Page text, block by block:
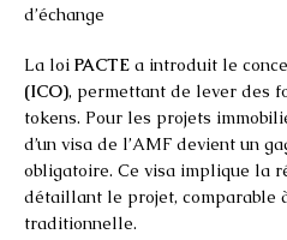
d’échange
La loi PACTE a introduit le
(ICO), permettant de lever des
tokens. Pour les projets
d’un visa de l’AMF devient un
obligatoire. Ce visa implique la
détaillant le projet, comparable
traditionnelle.